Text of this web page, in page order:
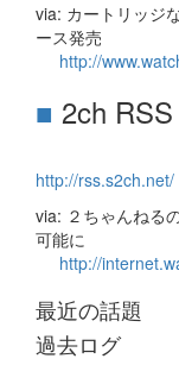
via: カートリッジ
ース発売
http://
■ 2ch
http://rss.s2ch.net/
via: ２ちゃんねる
可能に
http://
最近の話題
過去ログ